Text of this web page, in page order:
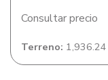
Consultar precio
Terreno: 1,936.24